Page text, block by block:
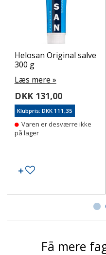
Helosan Original salve
300 g
Læs mere »
DKK 131,00
Klubpris: DKK 111,35
Varen er desværre ikke
på lager
Tilføj til ønskeseddel
Få mere